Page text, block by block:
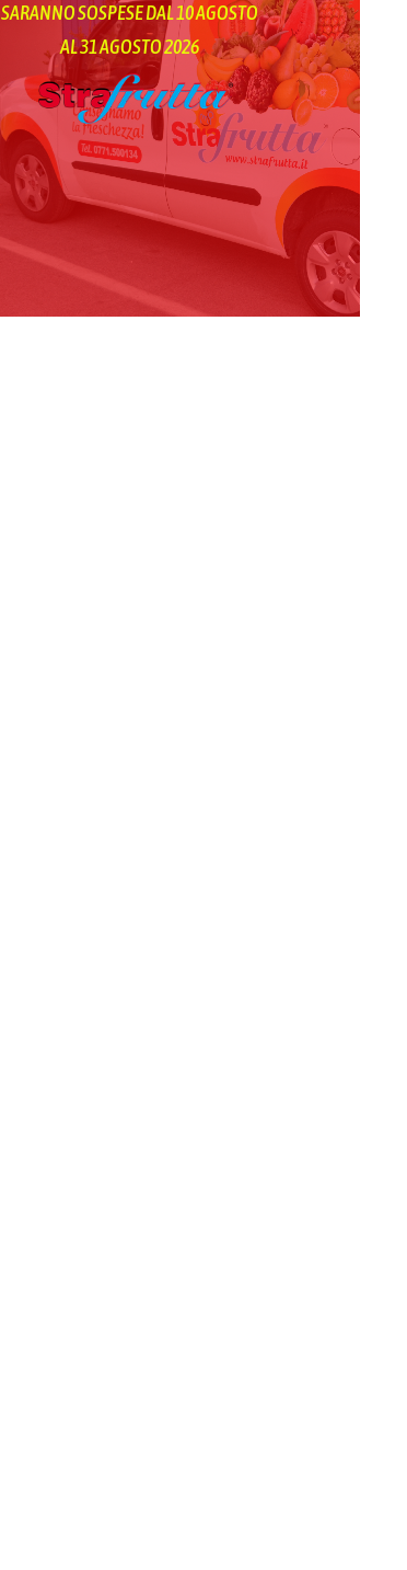
SARANNO SOSPESE DAL 10 AGOSTO
AL 31 AGOSTO 2026